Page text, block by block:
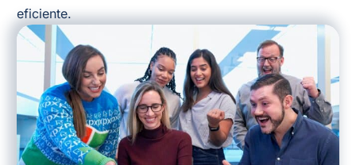
eficiente.